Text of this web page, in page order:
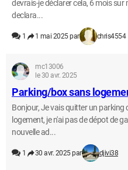
devrais-je déclarer cela, 6 mois sur
declara...
1 1 mai 2025 par chris4554
mc13006
le 30 avr. 2025
Parking/box sans
Bonjour, Je vais quitter un parking
logement, je n'ai pas de dépot de
nouvelle ad...
1 30 avr. 2025 par djivi38